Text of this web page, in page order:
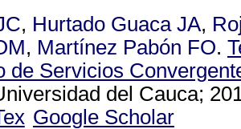
, Hurtado Guaca JA,
, Martínez Pabón FO.
de Servicios
del Cauca;
Google Scholar